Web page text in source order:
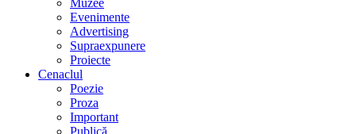
Muzee
Evenimente
Advertising
Supraexpunere
Proiecte
Cenaclul
Poezie
Proza
Important
Publică